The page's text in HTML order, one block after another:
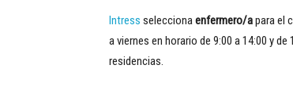
Intress seleccionaenfermero/apara el
a viernes en horario de 9:00 a 14:00 y
residencias.